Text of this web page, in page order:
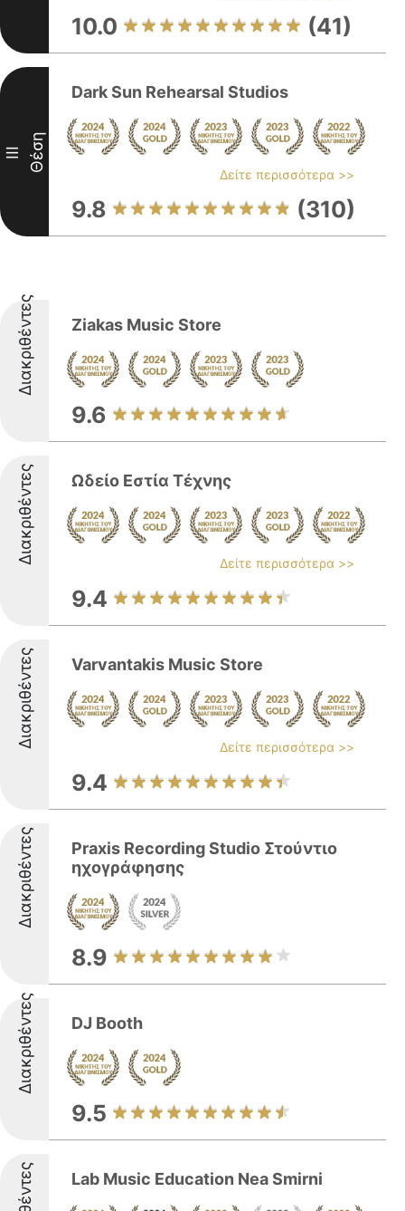
10.0 (41)
III Θέση
Dark Sun Rehearsal Studios
Δείτε περισσότερα >>
9.8 (310)
Διακριθέντες Ziakas Music Store
9.6
Διακριθέντες Ωδείο Εστία Τέχνης
Δείτε περισσότερα >>
9.4
Διακριθέντες Varvantakis Music Store
Δείτε περισσότερα >>
9.4
Διακριθέντες
Praxis Recording Studio Στούντιο
ηχογράφησης
8.9
Διακριθέντες DJ Booth
9.5
Lab Music Education Nea Smirni